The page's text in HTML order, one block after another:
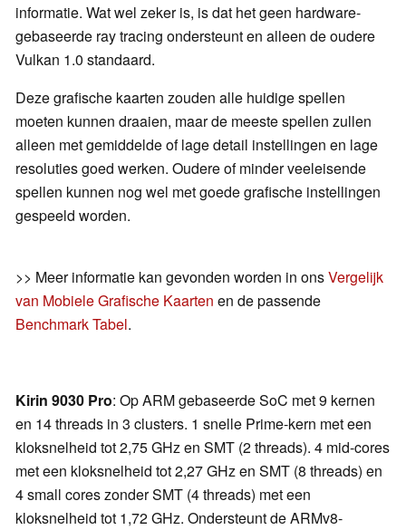
informatie. Wat wel zeker is, is dat het geen hardware-
gebaseerde ray tracing ondersteunt en alleen de oudere
Vulkan 1.0 standaard.
Deze grafische kaarten zouden alle huidige spellen
moeten kunnen draaien, maar de meeste spellen zullen
alleen met gemiddelde of lage detail instellingen en lage
resoluties goed werken. Oudere of minder veeleisende
spellen kunnen nog wel met goede grafische instellingen
gespeeld worden.
>> Meer informatie kan gevonden worden in onsVergelijk
van Mobiele Grafische Kaarten en de passende
Benchmark Tabel.
Kirin 9030 Pro: Op ARM gebaseerde SoC met 9 kernen
en 14 threads in 3 clusters. 1 snelle Prime-kern met een
kloksnelheid tot 2,75 GHz en SMT (2 threads). 4 mid-cores
met een kloksnelheid tot 2,27 GHz en SMT (8 threads) en
4 small cores zonder SMT (4 threads) met een
kloksnelheid tot 1,72 GHz. Ondersteunt de ARMv8-